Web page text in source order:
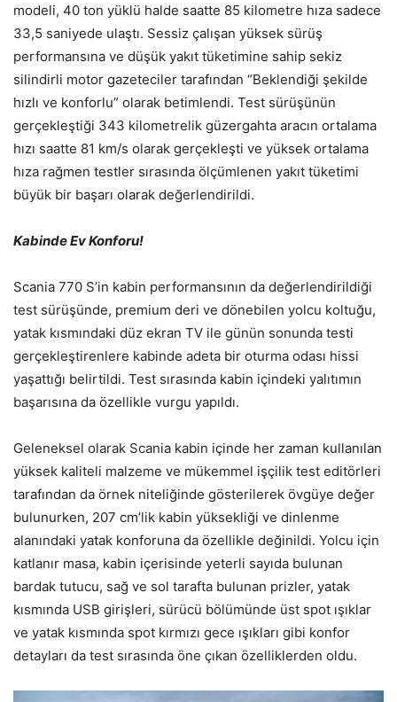
modeli, 40 ton yüklü halde saatte 85 kilometre hıza sadece
33,5 saniyede ulaştı. Sessiz çalışan yüksek sürüş
performansına ve düşük yakıt tüketimine sahip sekiz
silindirli motor gazeteciler tarafından “Beklendiği şekilde
hızlı ve konforlu” olarak betimlendi. Test sürüşünün
gerçekleştiği 343 kilometrelik güzergahta aracın ortalama
hızı saatte 81 km/s olarak gerçekleşti ve yüksek ortalama
hıza rağmen testler sırasında ölçümlenen yakıt tüketimi
büyük bir başarı olarak değerlendirildi.
Kabinde Ev Konforu!
Scania 770 S’in kabin performansının da değerlendirildiği
test sürüşünde, premium deri ve dönebilen yolcu koltuğu,
yatak kısmındaki düz ekran TV ile günün sonunda testi
gerçekleştirenlere kabinde adeta bir oturma odası hissi
yaşattığı belirtildi. Test sırasında kabin içindeki yalıtımın
başarısına da özellikle vurgu yapıldı.
Geleneksel olarak Scania kabin içinde her zaman kullanılan
yüksek kaliteli malzeme ve mükemmel işçilik test editörleri
tarafından da örnek niteliğinde gösterilerek övgüye değer
bulunurken, 207 cm’lik kabin yüksekliği ve dinlenme
alanındaki yatak konforuna da özellikle değinildi. Yolcu için
katlanır masa, kabin içerisinde yeterli sayıda bulunan
bardak tutucu, sağ ve sol tarafta bulunan prizler, yatak
kısmında USB girişleri, sürücü bölümünde üst spot ışıklar
ve yatak kısmında spot kırmızı gece ışıkları gibi konfor
detayları da test sırasında öne çıkan özelliklerden oldu.